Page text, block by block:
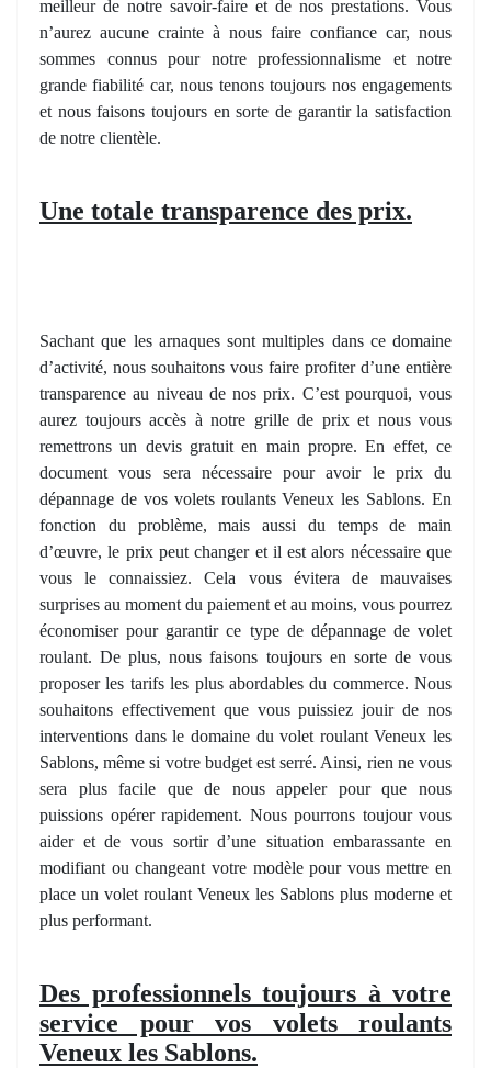
meilleur de notre savoir-faire et de nos prestations. Vous
n’aurez aucune crainte à nous faire confiance car, nous
sommes connus pour notre professionnalisme et notre
grande fiabilité car, nous tenons toujours nos engagements
et nous faisons toujours en sorte de garantir la satisfaction
de notre clientèle.
Une totale transparence des prix.
Sachant que les arnaques sont multiples dans ce domaine
d’activité, nous souhaitons vous faire profiter d’une entière
transparence au niveau de nos prix. C’est pourquoi, vous
aurez toujours accès à notre grille de prix et nous vous
remettrons un devis gratuit en main propre. En effet, ce
document vous sera nécessaire pour avoir le prix du
dépannage de vos volets roulants Veneux les Sablons. En
fonction du problème, mais aussi du temps de main
d’œuvre, le prix peut changer et il est alors nécessaire que
vous le connaissiez. Cela vous évitera de mauvaises
surprises au moment du paiement et au moins, vous pourrez
économiser pour garantir ce type de dépannage de volet
roulant. De plus, nous faisons toujours en sorte de vous
proposer les tarifs les plus abordables du commerce. Nous
souhaitons effectivement que vous puissiez jouir de nos
interventions dans le domaine du volet roulant Veneux les
Sablons, même si votre budget est serré. Ainsi, rien ne vous
sera plus facile que de nous appeler pour que nous
puissions opérer rapidement. Nous pourrons toujour vous
aider et de vous sortir d’une situation embarassante en
modifiant ou changeant votre modèle pour vous mettre en
place un volet roulant Veneux les Sablons plus moderne et
plus performant.
Des professionnels toujours à votre
service pour vos volets roulants
Veneux les Sablons.